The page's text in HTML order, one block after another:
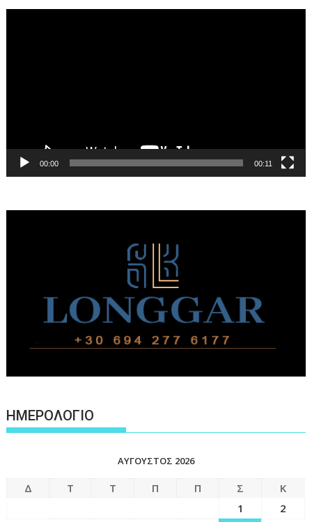
00:00 00:11
ΗΜΕΡΟΛΟΓΙΟ
ΑΎΓΟΥΣΤΟΣ 2026
Δ Τ Τ Π Π Σ
Κ
1
2